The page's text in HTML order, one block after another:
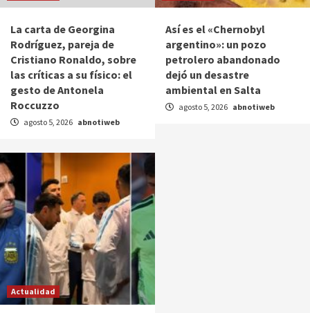
La carta de Georgina
Rodríguez, pareja de
Cristiano Ronaldo, sobre
las críticas a su físico: el
gesto de Antonela
Roccuzzo
agosto 5, 2026 abnotiweb
Así es el «Chernobyl
argentino»: un pozo
petrolero abandonado
dejó un desastre
ambiental en Salta
agosto 5, 2026 abnotiweb
Actualidad